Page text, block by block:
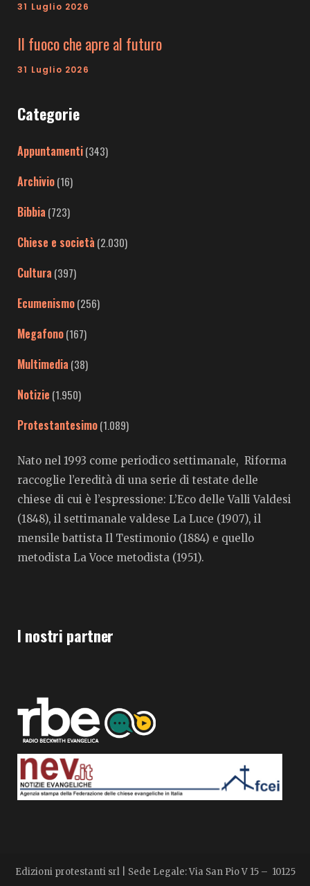
31 Luglio 2026
Il fuoco che apre al futuro
31 Luglio 2026
Categorie
Appuntamenti(343)
Archivio(16)
Bibbia (723)
Chiese e società (2.030)
Cultura (397)
Ecumenismo(256)
Megafono(167)
Multimedia (38)
Notizie (1.950)
Protestantesimo(1.089)
Nato nel 1993 come periodico settimanale, Riforma
raccoglie l’eredità di una serie di testate delle
chiese di cui è l’espressione: L’Eco delle Valli Valdesi
(1848), il settimanale valdese La Luce (1907), il
mensile battista Il Testimonio (1884) e quello
metodista La Voce metodista (1951).
I nostri partner
Edizioni protestanti srl | Sede Legale: Via San Pio V 15 – 10125